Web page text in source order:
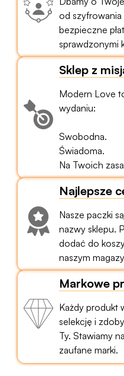
od
bezpieczne
sprawdzonymi
Sklep z
Modern Love
wydaniu:
Swobodna.
Świadoma.
Na Twoich
Najlepsze
Nasze paczki
nazwy sklepu.
dodać do
naszym
Markowe
Każdy produkt
selekcję i
Ty. Stawiamy
zaufane marki.